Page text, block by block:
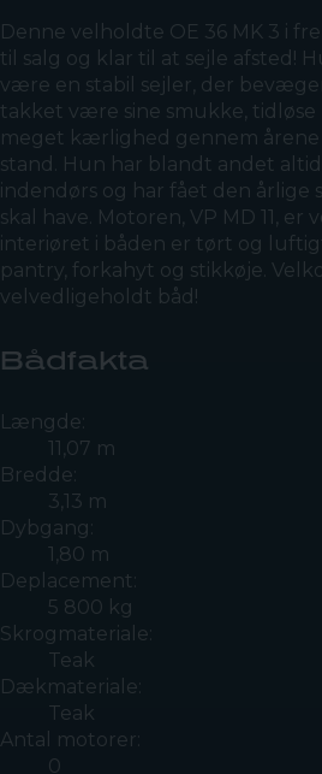
Denne velholdte OE 36 MK 3 i
til salg og klar til at sejle afsted!
være en stabil sejler, der
takket være sine smukke, tidløse
meget kærlighed gennem årene
stand. Hun har blandt andet
indendørs og har fået den årlige
skal have. Motoren, VP MD 11, er
interiøret i båden er tørt og
pantry, forkahyt og stikkøje.
velvedligeholdt båd!
Bådfakta
Længde:
11,07 m
Bredde:
3,13 m
Dybgang:
1,80 m
Deplacement:
5 800 kg
Skrogmateriale:
Teak
Dækmateriale:
Teak
Antal motorer:
0